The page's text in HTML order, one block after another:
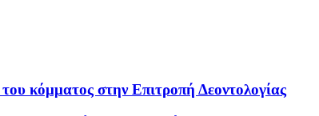
κόμματος στην Επιτροπή Δεοντολογίας